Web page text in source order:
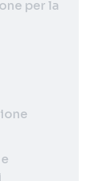
per la